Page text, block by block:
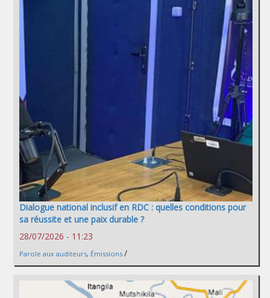
Dialogue national inclusif en RDC : quelles conditions pour
sa réussite et une paix durable ?
28/07/2026 - 11:23
Parole aux auditeurs, Émissions /